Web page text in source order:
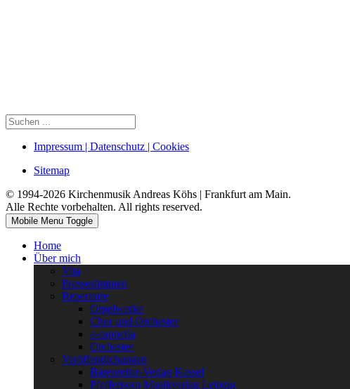
Impressum | Datenschutz | Cookies
Sitemap
© 1994-2026 Kirchenmusik Andreas Köhs | Frankfurt am Main.
Alle Rechte vorbehalten. All rights reserved.
Mobile Menu Toggle
Home
Über mich
Vita
Pressestimmen
Repertoire
Orgelwerke
Chor und Orchester
a-cappella
Orchester
Veröffentlichungen
Bärenreiter-Verlag Kassel
Pfefferkorn Musikverlag Leipzig